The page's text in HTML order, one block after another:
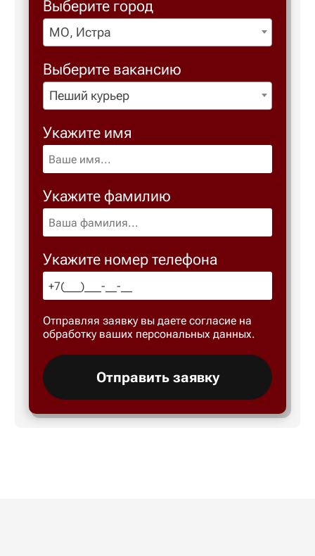
Выберите город
МО, Истра
Выберите вакансию
Пеший курьер
Укажите имя
Укажите фамилию
Укажите номер телефона
Отправляя заявку вы даете согласие на
обработку ваших персональных данных.
Отправить заявку